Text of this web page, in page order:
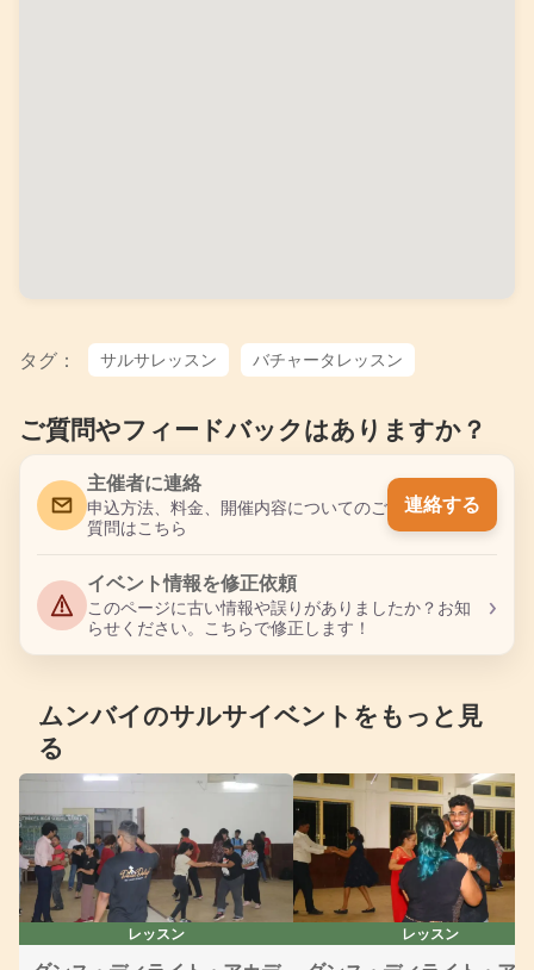
タグ： サルサレッスン バチャータレッスン
ご質問やフィードバックはありますか？
主催者に連絡
申込方法、料金、開催内容についてのご
質問はこちら
連絡する
イベント情報を修正依頼
このページに古い情報や誤りがありましたか？お知
らせください。こちらで修正します！
›
ムンバイのサルサイベントをもっと見
る
レッスン レッスン